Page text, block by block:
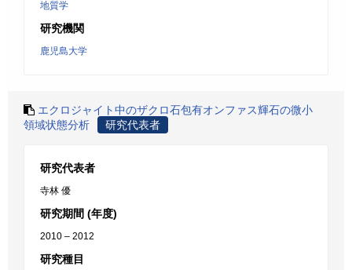
地質学
研究機関
鹿児島大学
エクロジャイト中のザクロ石包有オンファス輝石の微小
領域状態分析
研究代表者
研究代表者
寺林 優
研究期間 (年度)
2010 – 2012
研究種目